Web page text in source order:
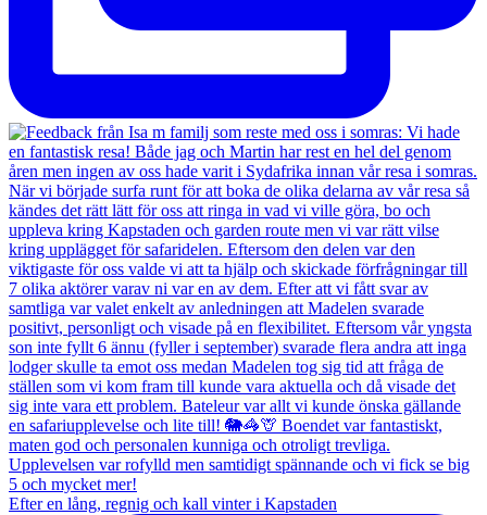
Efter en lång, regnig och kall vinter i Kapstaden